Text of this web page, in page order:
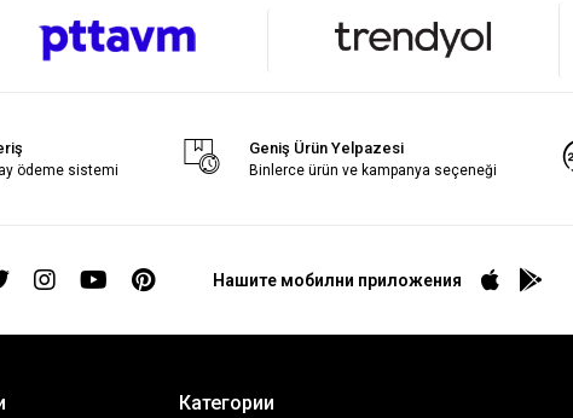
ödeme sistemi
Geniş Ürün Yelpazesi
Binlerce ürün ve kampanya seçeneği
Нашите мобилни приложения
Категории